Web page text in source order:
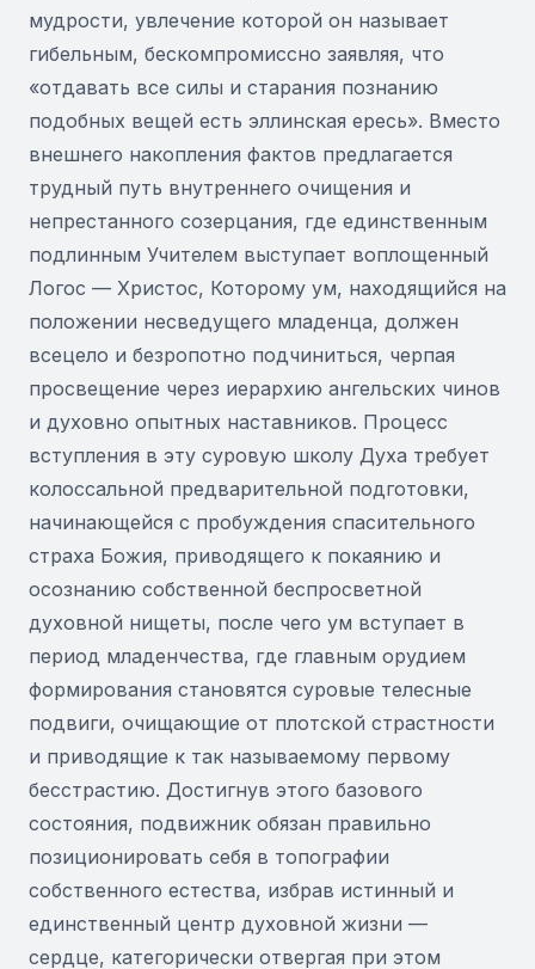
мудрости, увлечение которой он называет
гибельным, бескомпромиссно заявляя, что
«отдавать все силы и старания познанию
подобных вещей есть эллинская ересь». Вместо
внешнего накопления фактов предлагается
трудный путь внутреннего очищения и
непрестанного созерцания, где единственным
подлинным Учителем выступает воплощенный
Логос — Христос, Которому ум, находящийся на
положении несведущего младенца, должен
всецело и безропотно подчиниться, черпая
просвещение через иерархию ангельских чинов
и духовно опытных наставников. Процесс
вступления в эту суровую школу Духа требует
колоссальной предварительной подготовки,
начинающейся с пробуждения спасительного
страха Божия, приводящего к покаянию и
осознанию собственной беспросветной
духовной нищеты, после чего ум вступает в
период младенчества, где главным орудием
формирования становятся суровые телесные
подвиги, очищающие от плотской страстности
и приводящие к так называемому первому
бесстрастию. Достигнув этого базового
состояния, подвижник обязан правильно
позиционировать себя в топографии
собственного естества, избрав истинный и
единственный центр духовной жизни —
сердце, категорически отвергая при этом